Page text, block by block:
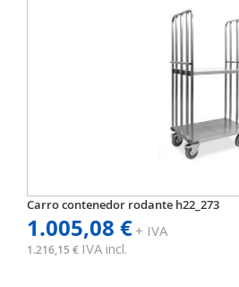
Carro contenedor rodante h22_273
1.005,08 €+ IVA
1.216,15 € IVA incl.